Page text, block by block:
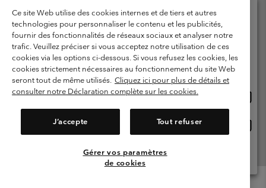
Garanties Légales
Politique de confidentialité
Conditions d'utilisation - Membres
Conditions D'utilisation - Contenu généré par l'utilisateur
Impressum
Cookies
Public CBCR
Ce site Web utilise des cookies internes et de tiers et autres
technologies pour personnaliser le contenu et les publicités,
fournir des fonctionnalités de réseaux sociaux et analyser notre
trafic. Veuillez préciser si vous acceptez notre utilisation de ces
cookies via les options ci-dessous. Si vous refusez les cookies, les
cookies strictement nécessaires au fonctionnement du site Web
seront tout de même utilisés. Cliquez ici pour plus de détails et
consulter notre Déclaration complète sur les cookies.
J’accepte Tout refuser
Gérer vos paramètres
de cookies
Veuillez sélectionner votre pays d’expédition et
votre langue
Achats en ligne disponibles
United States
ligne
France
Voir Tous Les Pays